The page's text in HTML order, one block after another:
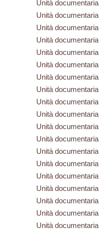
Unità documentaria
Unità documentaria
Unità documentaria
Unità documentaria
Unità documentaria
Unità documentaria
Unità documentaria
Unità documentaria
Unità documentaria
Unità documentaria
Unità documentaria
Unità documentaria
Unità documentaria
Unità documentaria
Unità documentaria
Unità documentaria
Unità documentaria
Unità documentaria
Unità documentaria